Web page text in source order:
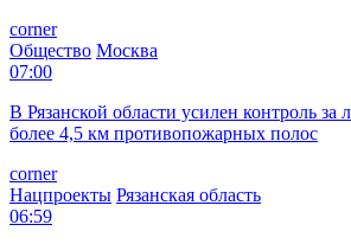
corner
Общество Москва
07:00
В Рязанской области усилен контроль за
более 4,5 км противопожарных полос
corner
Нацпроекты Рязанская область
06:59